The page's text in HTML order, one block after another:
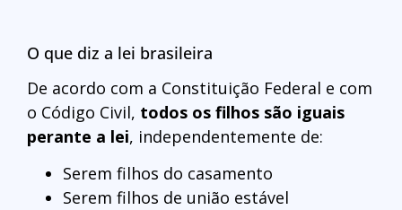
O que diz a lei brasileira
De acordo com a Constituição Federal e com
o Código Civil, todos os filhos são iguais
perante a lei, independentemente de:
Serem filhos do casamento
Serem filhos de união estável